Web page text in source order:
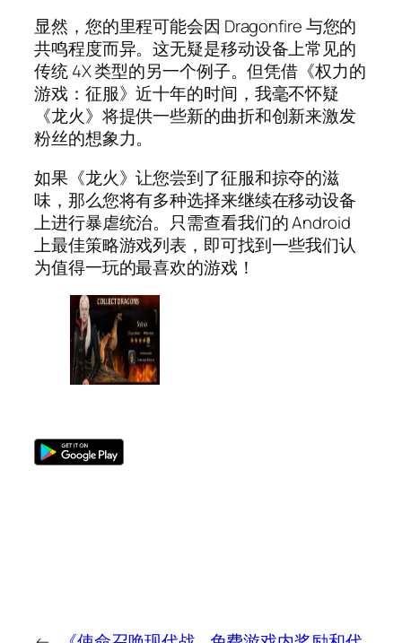
显然，您的里程可能会因 Dragonfire 与您的
共鸣程度而异。这无疑是移动设备上常见的
传统 4X 类型的另一个例子。但凭借《权力的
游戏：征服》近十年的时间，我毫不怀疑
《龙火》将提供一些新的曲折和创新来激发
粉丝的想象力。
如果《龙火》让您尝到了征服和掠夺的滋
味，那么您将有多种选择来继续在移动设备
上进行暴虐统治。只需查看我们的 Android
上最佳策略游戏列表，即可找到一些我们认
为值得一玩的最喜欢的游戏！